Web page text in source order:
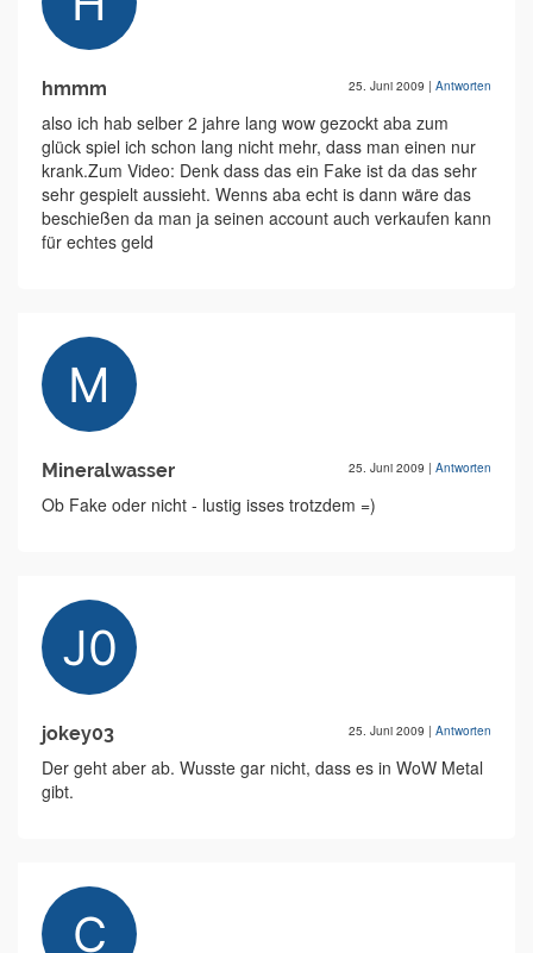
hmmm 25. Juni 2009 | Antworten
also ich hab selber 2 jahre lang wow gezockt aba zum
glück spiel ich schon lang nicht mehr, dass man einen nur
krank.Zum Video: Denk dass das ein Fake ist da das sehr
sehr gespielt aussieht. Wenns aba echt is dann wäre das
beschießen da man ja seinen account auch verkaufen kann
für echtes geld
Mineralwasser 25. Juni 2009 | Antworten
Ob Fake oder nicht - lustig isses trotzdem =)
jokey03 25. Juni 2009 | Antworten
Der geht aber ab. Wusste gar nicht, dass es in WoW Metal
gibt.